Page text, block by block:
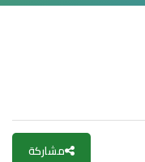
مشاركة